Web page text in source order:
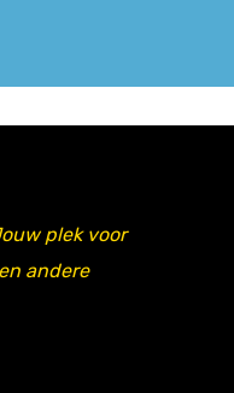
plek voor
andere